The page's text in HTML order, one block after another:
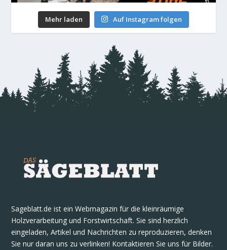
Mehr laden Auf Instagram folgen
Sageblatt.de ist ein Webmagazin für die kleinräumige
Holzverarbeitung und Forstwirtschaft. Sie sind herzlich
eingeladen, Artikel und Nachrichten zu reproduzieren, denken
Sie nur daran uns zu verlinken! Kontaktieren Sie uns für Bilder.